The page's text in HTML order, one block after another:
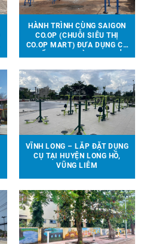
HÀNH TRÌNH CÙNG SAIGON
CO.OP (CHUỖI SIÊU THỊ
CO.OP MART) ĐƯA DỤNG CỤ
HỌC TẠI 6 TỈNH THÀNH
VĨNH LONG – LẮP ĐẶT DỤNG
CỤ TẠI HUYỆN LONG HỒ,
VŨNG LIÊM